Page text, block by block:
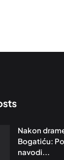
Nakon
Bogatiću:
navodi...